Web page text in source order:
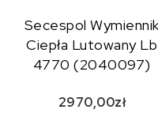
Secespol
Ciepła Lutowany Lb
4770 (2040097)
2970,00zł